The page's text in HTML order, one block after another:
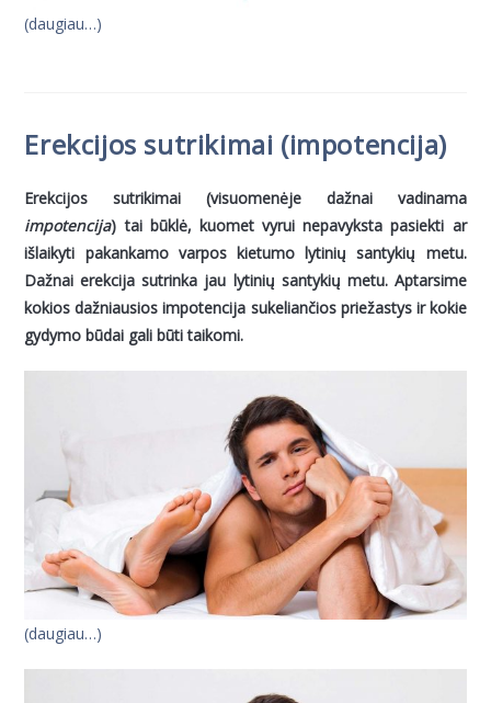
(daugiau…)
Erekcijos sutrikimai (impotencija)
Erekcijos sutrikimai (visuomenėje dažnai vadinama
impotencija) tai būklė, kuomet vyrui nepavyksta pasiekti ar
išlaikyti pakankamo varpos kietumo lytinių santykių metu.
Dažnai erekcija sutrinka jau lytinių santykių metu. Aptarsime
kokios dažniausios impotencija sukeliančios priežastys ir kokie
gydymo būdai gali būti taikomi.
(daugiau…)